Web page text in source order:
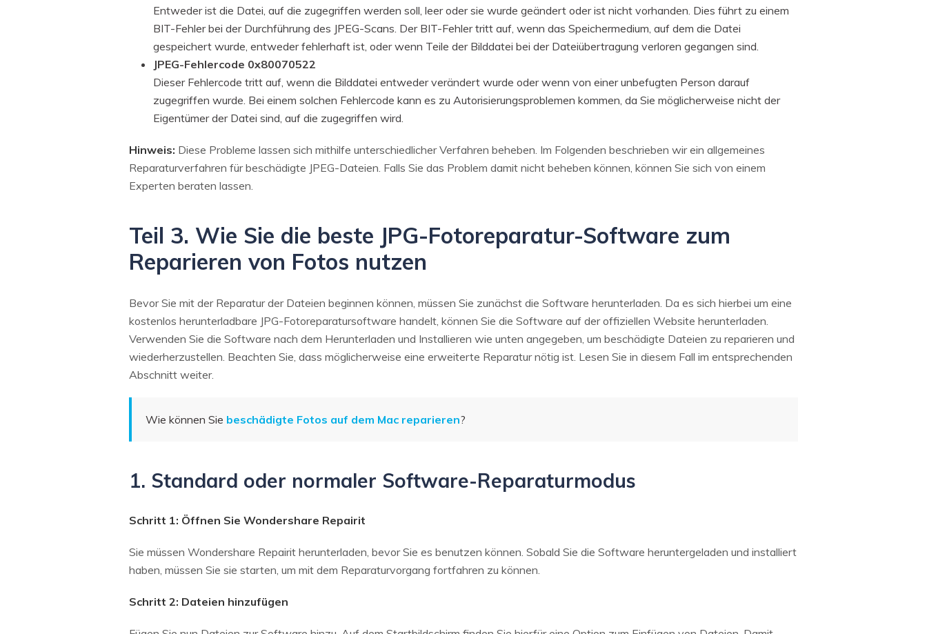
Entweder ist die Datei, auf die zugegriffen werden soll, leer oder sie wurde geändert oder ist nicht vorhanden. Dies führt zu einem
BIT-Fehler bei der Durchführung des JPEG-Scans. Der BIT-Fehler tritt auf, wenn das Speichermedium, auf dem die Datei
gespeichert wurde, entweder fehlerhaft ist, oder wenn Teile der Bilddatei bei der Dateiübertragung verloren gegangen sind.
JPEG-Fehlercode 0x80070522
Dieser Fehlercode tritt auf, wenn die Bilddatei entweder verändert wurde oder wenn von einer unbefugten Person darauf
zugegriffen wurde. Bei einem solchen Fehlercode kann es zu Autorisierungsproblemen kommen, da Sie möglicherweise nicht der
Eigentümer der Datei sind, auf die zugegriffen wird.
Hinweis: Diese Probleme lassen sich mithilfe unterschiedlicher Verfahren beheben. Im Folgenden beschrieben wir ein allgemeines
Reparaturverfahren für beschädigte JPEG-Dateien. Falls Sie das Problem damit nicht beheben können, können Sie sich von einem
Experten beraten lassen.
Teil 3. Wie Sie die beste JPG-Fotoreparatur-Software zum
Reparieren von Fotos nutzen
Bevor Sie mit der Reparatur der Dateien beginnen können, müssen Sie zunächst die Software herunterladen. Da es sich hierbei um eine
kostenlos herunterladbare JPG-Fotoreparatursoftware handelt, können Sie die Software auf der offiziellen Website herunterladen.
Verwenden Sie die Software nach dem Herunterladen und Installieren wie unten angegeben, um beschädigte Dateien zu reparieren und
wiederherzustellen. Beachten Sie, dass möglicherweise eine erweiterte Reparatur nötig ist. Lesen Sie in diesem Fall im entsprechenden
Abschnitt weiter.
Wie können Sie beschädigte Fotos auf dem Mac reparieren?
1. Standard oder normaler Software-Reparaturmodus
Schritt 1: Öffnen Sie Wondershare Repairit
Sie müssen Wondershare Repairit herunterladen, bevor Sie es benutzen können. Sobald Sie die Software heruntergeladen und installiert
haben, müssen Sie sie starten, um mit dem Reparaturvorgang fortfahren zu können.
Schritt 2: Dateien hinzufügen